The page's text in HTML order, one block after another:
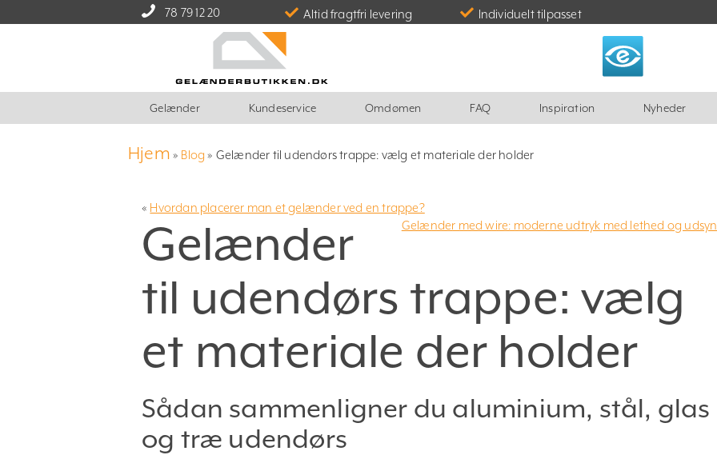
78 79 12 20 Altid fragtfri levering Individuelt tilpasset
Gelænder Kundeservice Omdømen FAQ Inspiration Nyheder
Hjem » Blog » Gelænder til udendørs trappe: vælg et materiale der holder
« Hvordan placerer man et gelænder ved en trappe?
Gelænder med wire: moderne udtryk med lethed og udsyn
Gelænder
til udendørs trappe: vælg
et materiale der holder
Sådan sammenligner du aluminium, stål, glas
og træ udendørs